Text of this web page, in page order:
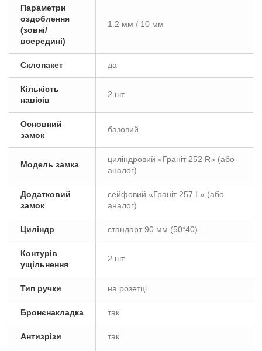
Параметри
оздоблення
(зовні/
всередині)
1.2 мм / 10 мм
Склопакет да
Кількість
навісів
2 шт.
Основний
замок
базовий
Модель замка
циліндровий «Граніт 252 R» (або
аналог)
Додатковий
замок
сейфовий «Граніт 257 L» (або
аналог)
Циліндр стандарт 90 мм (50*40)
Контурів
ущільнення
2 шт.
Тип ручки на розетці
Бронєнакладка так
Антизрізи так